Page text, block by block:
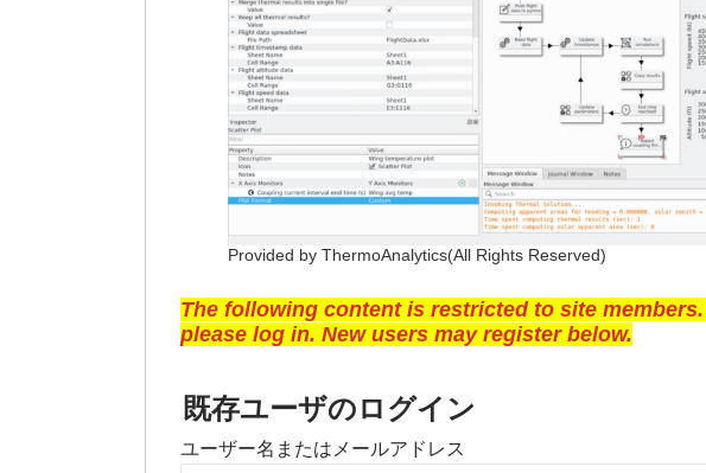
Provided by ThermoAnalytics(All Rights Reserved)
The following content is restricted to site
please log in. New users may register below.
既存ユーザのログイン
ユーザー名またはメールアドレス